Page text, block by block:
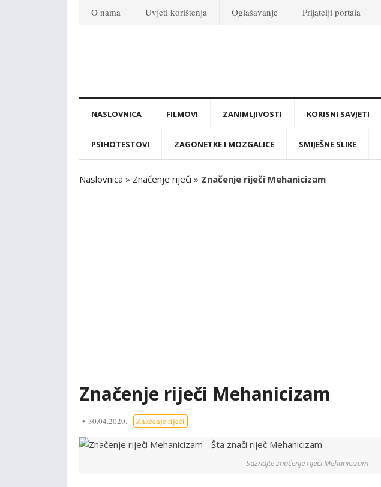
O nama Uvjeti korištenja Oglašavanje Prijatelji portala
NASLOVNICA FILMOVI ZANIMLJIVOSTI KORISNI SAVJETI
PSIHOTESTOVI ZAGONETKE I MOZGALICE SMIJEŠNE SLIKE
Naslovnica » Značenje riječi » Značenje riječi Mehanicizam
Značenje riječi Mehanicizam
30.04.2020. Značenje riječi
Saznajte značenje riječi Mehanicizam